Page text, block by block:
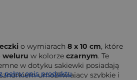
o wymiarach 8 x 10 cm, które
weluru w kolorze czarnym. Te
w dotyku sakiewki posiadają
umożliwiający szybkie i
pełny opis produktu